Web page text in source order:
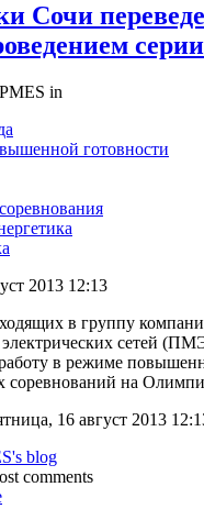
Сочи
in
готовности
2013 12:13
в группу
сетей
в режиме
соревнований на
16 август 2013
blog
comments